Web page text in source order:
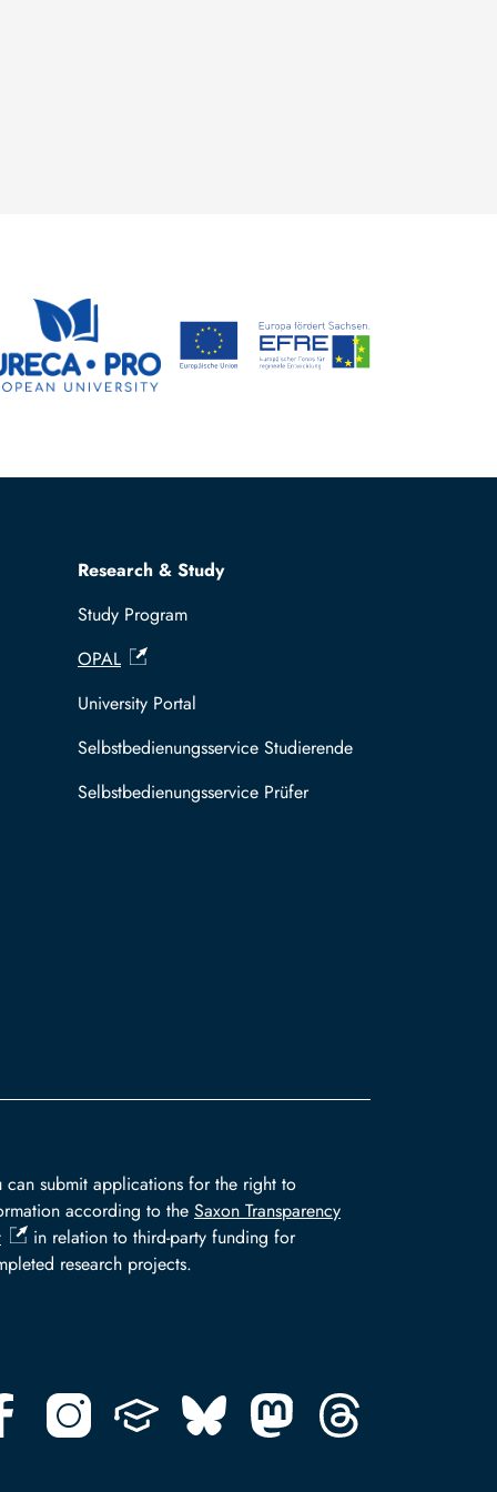
Research & Study
Study Program
OPAL
University Portal
Selbstbedienungsservice Studierende
Selbstbedienungsservice Prüfer
can submit applications for the right to
according to the Saxon Transparency
in relation to third-party funding for
research projects.